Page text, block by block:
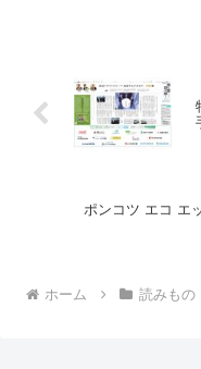
ポンコツ エコ エ
ホーム 読みもの